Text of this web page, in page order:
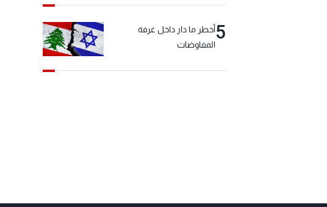
5أخطر ما دار داخل غرفة
المفاوضات